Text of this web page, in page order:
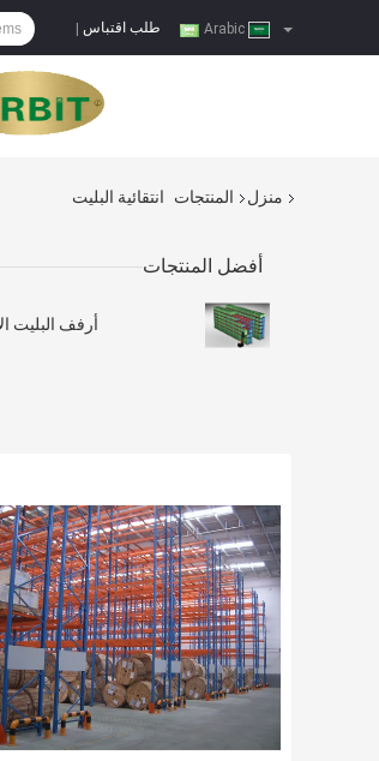
طلب اقتباس
منزل المنتجات انتقائية البليت
أفضل المنتجات
أرفف البليت